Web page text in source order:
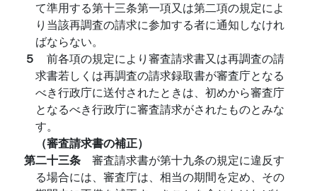
て準用する第十三条第一項又は第二項の規定によ
り当該再調査の請求に参加する者に通知しなけれ
ばならない。
５ 前各項の規定により審査請求書又は再調査の請
求書若しくは再調査の請求録取書が審査庁となる
べき行政庁に送付されたときは、初めから審査庁
となるべき行政庁に審査請求がされたものとみな
す。
（審査請求書の補正）
第二十三条 審査請求書が第十九条の規定に違反す
る場合には、審査庁は、相当の期間を定め、その